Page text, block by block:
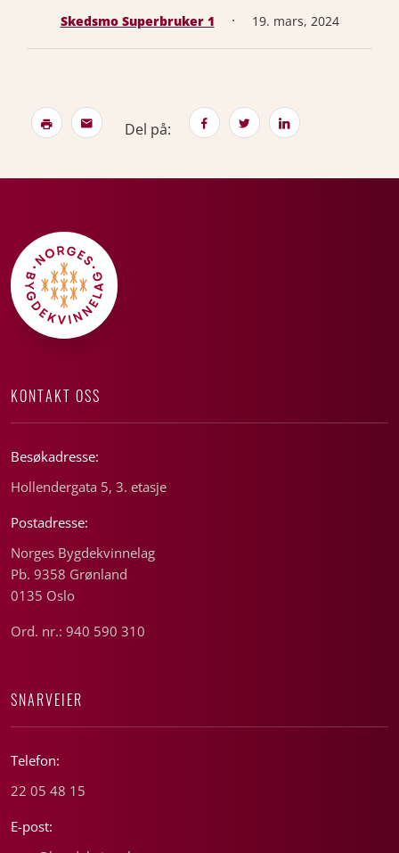
Skedsmo Superbruker 1 · 19. mars, 2024
Del på:
KONTAKT OSS
Besøkadresse:
Hollendergata 5, 3. etasje
Postadresse:
Norges Bygdekvinnelag
Pb. 9358 Grønland
0135 Oslo
Ord. nr.: 940 590 310
SNARVEIER
Telefon:
22 05 48 15
E-post: